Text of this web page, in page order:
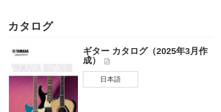
カタログ
ギター カタログ（2025年3月作
成）
日本語